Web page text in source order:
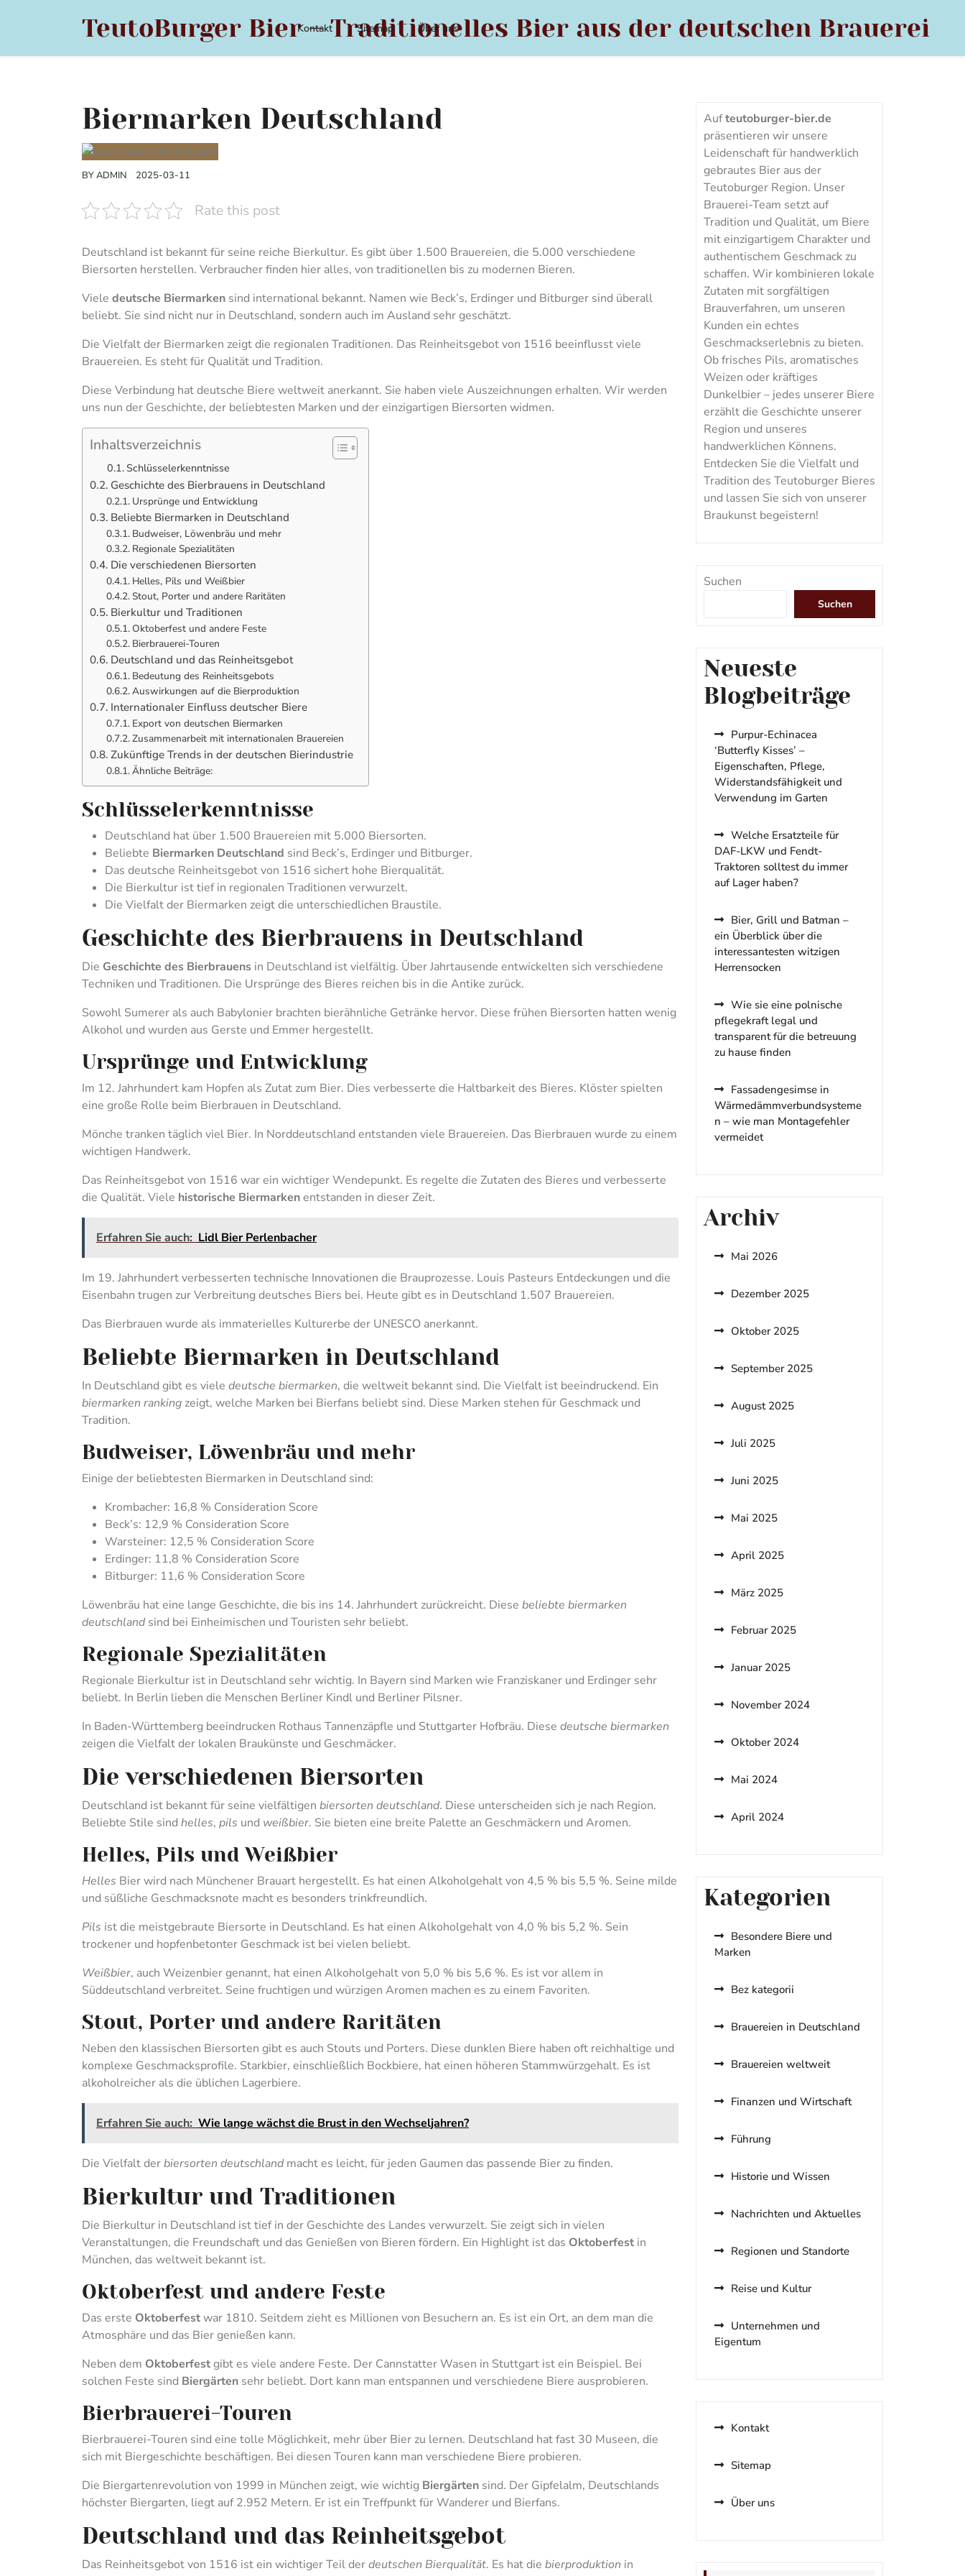
TeutoBurger Bier – Traditionelles Bier aus der deutschen Brauerei
Kontakt Sitemap Über uns
Biermarken Deutschland
BYADMIN 2025-03-11
Rate this post
Deutschland ist bekannt für seine reiche Bierkultur. Es gibt über 1.500 Brauereien, die 5.000 verschiedene
Biersorten herstellen. Verbraucher finden hier alles, von traditionellen bis zu modernen Bieren.
Viele deutsche Biermarken sind international bekannt. Namen wie Beck’s, Erdinger und Bitburger sind überall
beliebt. Sie sind nicht nur in Deutschland, sondern auch im Ausland sehr geschätzt.
Die Vielfalt der Biermarken zeigt die regionalen Traditionen. Das Reinheitsgebot von 1516 beeinflusst viele
Brauereien. Es steht für Qualität und Tradition.
Diese Verbindung hat deutsche Biere weltweit anerkannt. Sie haben viele Auszeichnungen erhalten. Wir werden
uns nun der Geschichte, der beliebtesten Marken und der einzigartigen Biersorten widmen.
Inhaltsverzeichnis
Schlüsselerkenntnisse
Geschichte des Bierbrauens in Deutschland
Ursprünge und Entwicklung
Beliebte Biermarken in Deutschland
Budweiser, Löwenbräu und mehr
Regionale Spezialitäten
Die verschiedenen Biersorten
Helles, Pils und Weißbier
Stout, Porter und andere Raritäten
Bierkultur und Traditionen
Oktoberfest und andere Feste
Bierbrauerei-Touren
Deutschland und das Reinheitsgebot
Bedeutung des Reinheitsgebots
Auswirkungen auf die Bierproduktion
Internationaler Einfluss deutscher Biere
Export von deutschen Biermarken
Zusammenarbeit mit internationalen Brauereien
Zukünftige Trends in der deutschen Bierindustrie
Ähnliche Beiträge:
Schlüsselerkenntnisse
Deutschland hat über 1.500 Brauereien mit 5.000 Biersorten.
Beliebte Biermarken Deutschland sind Beck’s, Erdinger und Bitburger.
Das deutsche Reinheitsgebot von 1516 sichert hohe Bierqualität.
Die Bierkultur ist tief in regionalen Traditionen verwurzelt.
Die Vielfalt der Biermarken zeigt die unterschiedlichen Braustile.
Geschichte des Bierbrauens in Deutschland
Die Geschichte des Bierbrauens in Deutschland ist vielfältig. Über Jahrtausende entwickelten sich verschiedene
Techniken und Traditionen. Die Ursprünge des Bieres reichen bis in die Antike zurück.
Sowohl Sumerer als auch Babylonier brachten bierähnliche Getränke hervor. Diese frühen Biersorten hatten wenig
Alkohol und wurden aus Gerste und Emmer hergestellt.
Ursprünge und Entwicklung
Im 12. Jahrhundert kam Hopfen als Zutat zum Bier. Dies verbesserte die Haltbarkeit des Bieres. Klöster spielten
eine große Rolle beim Bierbrauen in Deutschland.
Mönche tranken täglich viel Bier. In Norddeutschland entstanden viele Brauereien. Das Bierbrauen wurde zu einem
wichtigen Handwerk.
Das Reinheitsgebot von 1516 war ein wichtiger Wendepunkt. Es regelte die Zutaten des Bieres und verbesserte
die Qualität. Viele historische Biermarkenentstanden in dieser Zeit.
Erfahren Sie auch: Lidl Bier Perlenbacher
Im 19. Jahrhundert verbesserten technische Innovationen die Brauprozesse. Louis Pasteurs Entdeckungen und die
Eisenbahn trugen zur Verbreitung deutsches Biers bei. Heute gibt es in Deutschland 1.507 Brauereien.
Das Bierbrauen wurde als immaterielles Kulturerbe der UNESCO anerkannt.
Beliebte Biermarken in Deutschland
In Deutschland gibt es viele deutsche biermarken, die weltweit bekannt sind. Die Vielfalt ist beeindruckend. Ein
biermarken ranking zeigt, welche Marken bei Bierfans beliebt sind. Diese Marken stehen für Geschmack und
Tradition.
Budweiser, Löwenbräu und mehr
Einige der beliebtesten Biermarken in Deutschland sind:
Krombacher: 16,8 % Consideration Score
Beck’s: 12,9 % Consideration Score
Warsteiner: 12,5 % Consideration Score
Erdinger: 11,8 % Consideration Score
Bitburger: 11,6 % Consideration Score
Löwenbräu hat eine lange Geschichte, die bis ins 14. Jahrhundert zurückreicht. Diese beliebte biermarken
deutschland sind bei Einheimischen und Touristen sehr beliebt.
Regionale Spezialitäten
Regionale Bierkultur ist in Deutschland sehr wichtig. In Bayern sind Marken wie Franziskaner und Erdinger sehr
beliebt. In Berlin lieben die Menschen Berliner Kindl und Berliner Pilsner.
In Baden-Württemberg beeindrucken Rothaus Tannenzäpfle und Stuttgarter Hofbräu. Diese deutsche biermarken
zeigen die Vielfalt der lokalen Braukünste und Geschmäcker.
Die verschiedenen Biersorten
Deutschland ist bekannt für seine vielfältigen biersorten deutschland. Diese unterscheiden sich je nach Region.
Beliebte Stile sind helles, pils und weißbier. Sie bieten eine breite Palette an Geschmäckern und Aromen.
Helles, Pils und Weißbier
Helles Bier wird nach Münchener Brauart hergestellt. Es hat einen Alkoholgehalt von 4,5 % bis 5,5 %. Seine milde
und süßliche Geschmacksnote macht es besonders trinkfreundlich.
Pils ist die meistgebraute Biersorte in Deutschland. Es hat einen Alkoholgehalt von 4,0 % bis 5,2 %. Sein
trockener und hopfenbetonter Geschmack ist bei vielen beliebt.
Weißbier, auch Weizenbier genannt, hat einen Alkoholgehalt von 5,0 % bis 5,6 %. Es ist vor allem in
Süddeutschland verbreitet. Seine fruchtigen und würzigen Aromen machen es zu einem Favoriten.
Stout, Porter und andere Raritäten
Neben den klassischen Biersorten gibt es auch Stouts und Porters. Diese dunklen Biere haben oft reichhaltige und
komplexe Geschmacksprofile. Starkbier, einschließlich Bockbiere, hat einen höheren Stammwürzgehalt. Es ist
alkoholreicher als die üblichen Lagerbiere.
Erfahren Sie auch: Wie lange wächst die Brust in den Wechseljahren?
Die Vielfalt derbiersorten deutschland macht es leicht, für jeden Gaumen das passende Bier zu finden.
Bierkultur und Traditionen
Die Bierkultur in Deutschland ist tief in der Geschichte des Landes verwurzelt. Sie zeigt sich in vielen
Veranstaltungen, die Freundschaft und das Genießen von Bieren fördern. Ein Highlight ist das Oktoberfest in
München, das weltweit bekannt ist.
Oktoberfest und andere Feste
Das erste Oktoberfestwar 1810. Seitdem zieht es Millionen von Besuchern an. Es ist ein Ort, an dem man die
Atmosphäre und das Bier genießen kann.
Neben dem Oktoberfestgibt es viele andere Feste. Der Cannstatter Wasen in Stuttgart ist ein Beispiel. Bei
solchen Feste sind Biergärten sehr beliebt. Dort kann man entspannen und verschiedene Biere ausprobieren.
Bierbrauerei-Touren
Bierbrauerei-Touren sind eine tolle Möglichkeit, mehr über Bier zu lernen. Deutschland hat fast 30 Museen, die
sich mit Biergeschichte beschäftigen. Bei diesen Touren kann man verschiedene Biere probieren.
Die Biergartenrevolution von 1999 in München zeigt, wie wichtig Biergärten sind. Der Gipfelalm, Deutschlands
höchster Biergarten, liegt auf 2.952 Metern. Er ist ein Treffpunkt für Wanderer und Bierfans.
Deutschland und das Reinheitsgebot
Das Reinheitsgebot von 1516 ist ein wichtiger Teil derdeutschen Bierqualität. Es hat die bierproduktion in
Aufteutoburger-bier.de
präsentieren wir unsere
Leidenschaft für handwerklich
gebrautes Bier aus der
Teutoburger Region. Unser
Brauerei-Team setzt auf
Tradition und Qualität, um Biere
mit einzigartigem Charakter und
authentischem Geschmack zu
schaffen. Wir kombinieren lokale
Zutaten mit sorgfältigen
Brauverfahren, um unseren
Kunden ein echtes
Geschmackserlebnis zu bieten.
Ob frisches Pils, aromatisches
Weizen oder kräftiges
Dunkelbier – jedes unserer Biere
erzählt die Geschichte unserer
Region und unseres
handwerklichen Könnens.
Entdecken Sie die Vielfalt und
Tradition des Teutoburger Bieres
und lassen Sie sich von unserer
Braukunst begeistern!
Suchen
Suchen
Neueste
Blogbeiträge
Purpur-Echinacea
‘Butterfly Kisses’ –
Eigenschaften, Pflege,
Widerstandsfähigkeit und
Verwendung im Garten
Welche Ersatzteile für
DAF-LKW und Fendt-
Traktoren solltest du immer
auf Lager haben?
Bier, Grill und Batman –
ein Überblick über die
interessantesten witzigen
Herrensocken
Wie sie eine polnische
pflegekraft legal und
transparent für die betreuung
zu hause finden
Fassadengesimse in
Wärmedämmverbundsysteme
n – wie man Montagefehler
vermeidet
Archiv
Mai 2026
Dezember 2025
Oktober 2025
September 2025
August 2025
Juli 2025
Juni 2025
Mai 2025
April 2025
März 2025
Februar 2025
Januar 2025
November 2024
Oktober 2024
Mai 2024
April 2024
Kategorien
Besondere Biere und
Marken
Bez kategorii
Brauereien in Deutschland
Brauereien weltweit
Finanzen und Wirtschaft
Führung
Historie und Wissen
Nachrichten und Aktuelles
Regionen und Standorte
Reise und Kultur
Unternehmen und
Eigentum
Kontakt
Sitemap
Über uns